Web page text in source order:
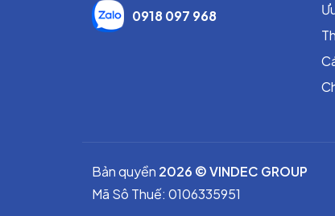
0918 097 968
Bản quyền 2026 © VINDEC GROUP
Mã Sô Thuế: 0106335951